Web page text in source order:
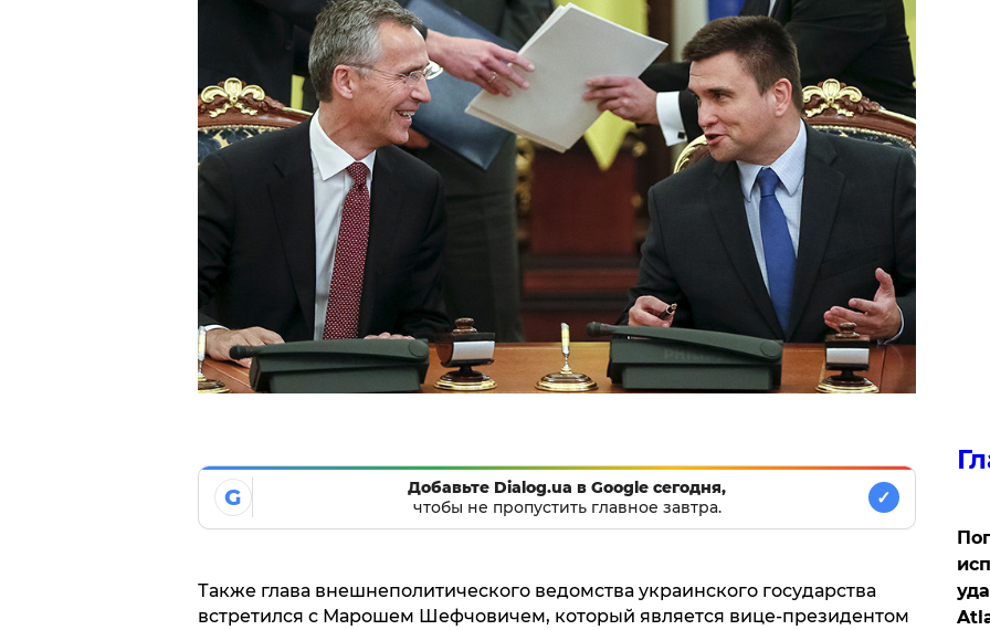
G
Добавьте Dialog.ua в Google сегодня,
чтобы не пропустить главное завтра.
✓
Также глава внешнеполитического ведомства украинского государства
встретился с Марошем Шефчовичем, который является вице-президентом